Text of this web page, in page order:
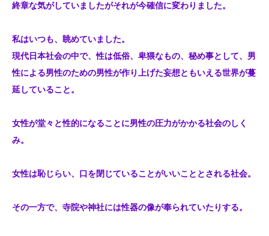
終章な気がしていましたがそれが今確信に変わりました。
私はいつも、眺めていました。
現代日本社会の中で、性は低俗、卑猥なもの、秘め事として、男
性による男性のための男性が作り上げた妄想ともいえる世界が蔓
延していること。
女性が堂々と性的になることに男性の圧力がかかる社会のしく
み。
女性は恥じらい、口を閉じていることがいいこととされる社会。
その一方で、寺院や神社には性器の像が奉られていたりする。